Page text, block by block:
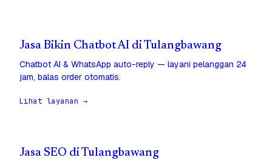
Jasa Bikin Chatbot AI di Tulangbawang
Chatbot AI & WhatsApp auto-reply — layani pelanggan 24
jam, balas order otomatis.
Lihat layanan →
Jasa SEO di Tulangbawang